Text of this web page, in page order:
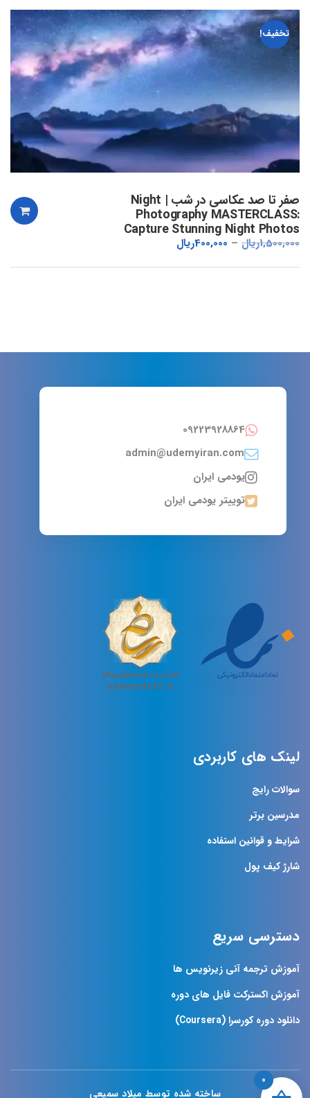
0
تخفیف!
صفر تا صد عکاسی در شب | Night
Photography MASTERCLASS:
Capture Stunning Night Photos
1,500,000ریال 400,000ریال
09223928864
admin@udemyiran.com
یودمی ایران
توییتر یودمی ایران
لینک های کاربردی
سوالات رایج
مدرسین برتر
شرایط و قوانین استفاده
شارژ کیف پول
دسترسی سریع
آموزش ترجمه آنی زیرنویس ها
آموزش اکسترکت فایل های دوره
دانلود دوره کورسرا (Coursera)
ساخته شده توسط میلاد سمیعی